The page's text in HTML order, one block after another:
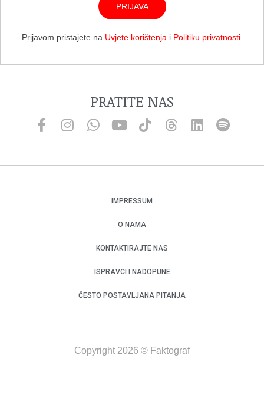
PRIJAVA
Prijavom pristajete na Uvjete korištenja i Politiku privatnosti.
PRATITE NAS
IMPRESSUM
O NAMA
KONTAKTIRAJTE NAS
ISPRAVCI I NADOPUNE
ČESTO POSTAVLJANA PITANJA
Copyright 2026 © Faktograf